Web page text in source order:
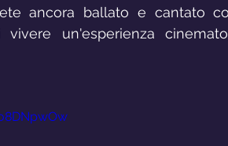
ancora ballato e cantato
un'esperienza